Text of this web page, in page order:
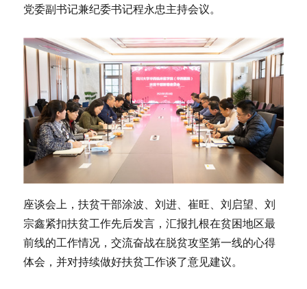
党委副书记兼纪委书记程永忠主持会议。
座谈会上，扶贫干部涂波、刘进、崔旺、刘启望、刘
宗鑫紧扣扶贫工作先后发言，汇报扎根在贫困地区最
前线的工作情况，交流奋战在脱贫攻坚第一线的心得
体会，并对持续做好扶贫工作谈了意见建议。